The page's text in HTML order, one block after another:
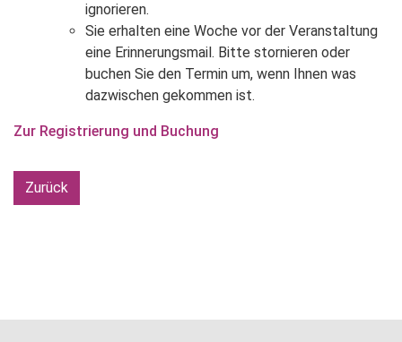
ignorieren.
Sie erhalten eine Woche vor der Veranstaltung
eine Erinnerungsmail. Bitte stornieren oder
buchen Sie den Termin um, wenn Ihnen was
dazwischen gekommen ist.
Zur Registrierung und Buchung
Zurück